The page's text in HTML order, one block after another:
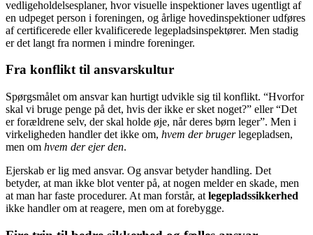
vedligeholdelsesplaner, hvor visuelle inspektioner laves ugentligt af
en udpeget person i foreningen, og årlige hovedinspektioner udføres
af certificerede eller kvalificerede legepladsinspektører. Men stadig
er det langt fra normen i mindre foreninger.
Fra konflikt til ansvarskultur
Spørgsmålet om ansvar kan hurtigt udvikle sig til konflikt. “Hvorfor
skal vi bruge penge på det, hvis der ikke er sket noget?” eller “Det
er forældrene selv, der skal holde øje, når deres børn leger”. Men i
virkeligheden handler det ikke om, hvem der brugerlegepladsen,
men om hvem der ejer den.
Ejerskab er lig med ansvar. Og ansvar betyder handling. Det
betyder, at man ikke blot venter på, at nogen melder en skade, men
at man har faste procedurer. At man forstår, at legepladssikkerhed
ikke handler om at reagere, men om at forebygge.